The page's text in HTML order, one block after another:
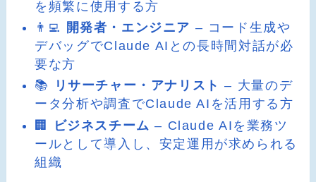
を頻繁に使用する方
👨‍💻
開発者・エンジニア – コード生成や
デバッグでClaude AIとの長時間対話が必
要な方
📚
リサーチャー・アナリスト – 大量のデ
ータ分析や調査でClaude AIを活用する方
🏢
ビジネスチーム – Claude AIを業務ツ
ールとして導入し、安定運用が求められる
組織